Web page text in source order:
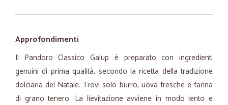
Approfondimenti
Il Pandoro Classico Galup è preparato con ingredienti
genuini di prima qualità, secondo la ricetta della tradizione
dolciaria del Natale. Trovi solo burro, uova fresche e farina
di grano tenero. La lievitazione avviene in modo lento e